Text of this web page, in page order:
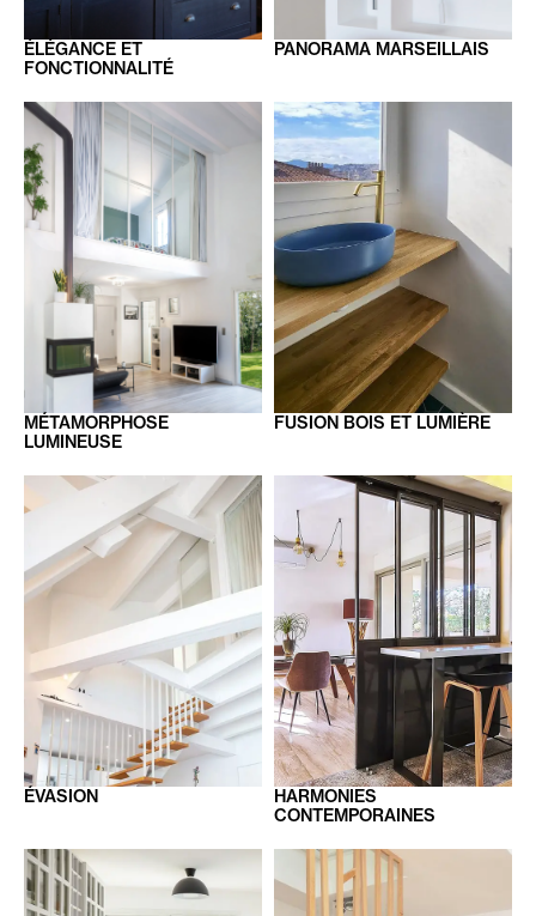
ÉLÉGANCE ET
FONCTIONNALITÉ
PANORAMA MARSEILLAIS
MÉTAMORPHOSE
LUMINEUSE
FUSION BOIS ET LUMIÈRE
ÉVASION
HARMONIES
CONTEMPORAINES